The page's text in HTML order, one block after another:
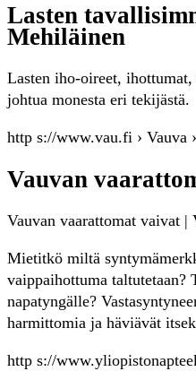
Lasten
Mehiläinen
Lasten iho-oireet,
johtua monesta eri tekijästä.
http s://www.vau.fi › Vauva
Vauvan
Vauvan vaarattomat vaivat |
Mietitkö miltä
vaippaihottuma taltutetaan?
napatyngälle?
harmittomia ja häviävät
http s://